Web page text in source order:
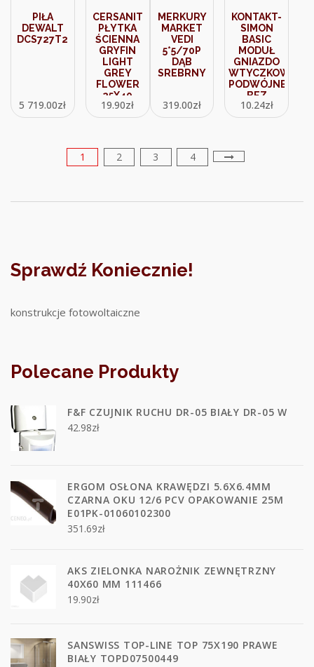
PIŁA
DEWALT
DCS727T2
5 719.00zł
CERSANIT
PŁYTKA
ŚCIENNA
GRYFIN
LIGHT
GREY
FLOWER
25X40
GAT.2
19.90zł
MERKURY
MARKET
VEDI
5*5/70P
DĄB
SREBRNY
319.00zł
KONTAKT-
SIMON
BASIC
MODUŁ
GNIAZDO
WTYCZKOWE
PODWÓJNE
BEZ
UZIEMIENIA
KOMPLETNE
ŚRUBOWE
BIAŁE
10.24zł
1 2 3 4
Sprawdź Koniecznie!
konstrukcje fotowoltaiczne
Polecane Produkty
F&F CZUJNIK RUCHU DR-05 BIAŁY DR-05 W
42.98zł
ERGOM OSŁONA KRAWĘDZI 5.6X6.4MM
CZARNA OKU 12/6 PCV OPAKOWANIE 25M
E01PK-01060102300
351.69zł
AKS ZIELONKA NAROŻNIK ZEWNĘTRZNY
40X60 MM 111466
19.90zł
SANSWISS TOP-LINE TOP 75X190 PRAWE
BIAŁY TOPD07500449